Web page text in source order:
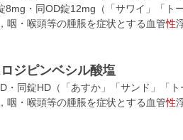
・同OD錠12mg（「サワイ」「トー
咽・喉頭等の腫脹を症状とする血管性
ジピンベシル酸塩
同錠HD（「あすか」「サンド」「ト
咽・喉頭等の腫脹を症状とする血管性